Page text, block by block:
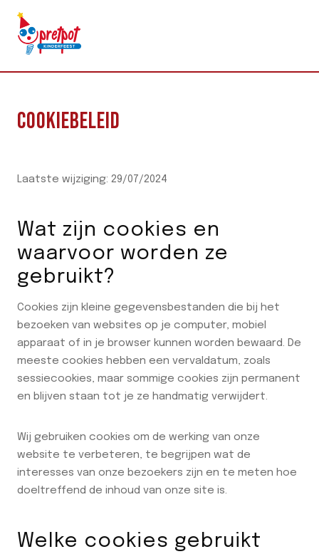
naar
inhoud
COOKIEBELEID
Laatste wijziging: 29/07/2024
Wat zijn cookies en
waarvoor worden ze
gebruikt?
Cookies zijn kleine gegevensbestanden die bij het
bezoeken van websites op je computer, mobiel
apparaat of in je browser kunnen worden bewaard. De
meeste cookies hebben een vervaldatum, zoals
sessiecookies, maar sommige cookies zijn permanent
en blijven staan tot je ze handmatig verwijdert.
Wij gebruiken cookies om de werking van onze
website te verbeteren, te begrijpen wat de
interesses van onze bezoekers zijn en te meten hoe
doeltreffend de inhoud van onze site is.
Welke cookies gebruikt